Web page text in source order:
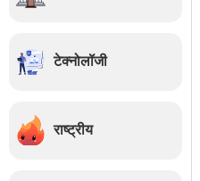
टेक्नोलॉजी
राष्ट्रीय